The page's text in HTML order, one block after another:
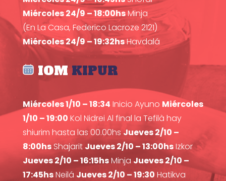
Miércoles 24/9 – 18:00hsMinja
(En La Casa, Federico Lacroze 2121)
Miércoles 24/9 – 19:32hsHavdalá
IOM KIPUR
Miércoles 1/10 – 18:34 Inicio Ayuno Miércoles
1/10 – 19:00 Kol Nidrei Al final la Tefilà hay
shiurim hasta las 00.00hsJueves 2/10 –
8:00hsShajarit Jueves 2/10 – 13:00hsIzkor
Jueves 2/10 – 16:15hsMinja Jueves 2/10 –
17:45hsNeilá Jueves 2/10 – 19:30 Hatikva